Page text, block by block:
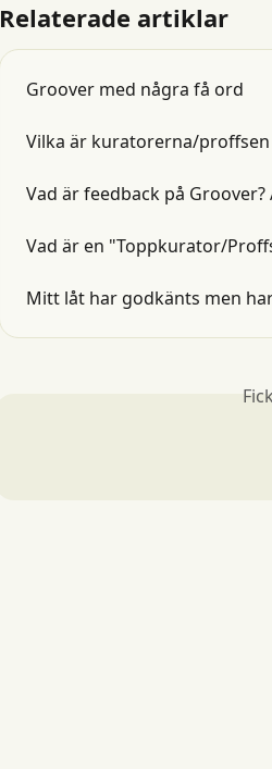
Relaterade artiklar
Groover med några få ord
Vilka är kuratorerna/proffsen
Vad är feedback på
Vad är en "Toppkurator/
Mitt låt har godkänts men